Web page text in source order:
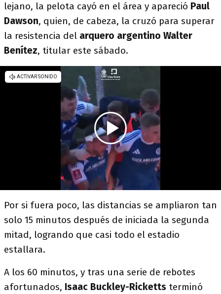
lejano, la pelota cayó en el área y apareció Paul
Dawson, quien, de cabeza, la cruzó para superar
la resistencia del arquero argentino Walter
Benítez, titular este sábado.
Por si fuera poco, las distancias se ampliaron tan
solo 15 minutos después de iniciada la segunda
mitad, logrando que casi todo el estadio
estallara.
A los 60 minutos, y tras una serie de rebotes
afortunados, Isaac Buckley-Ricketts terminó